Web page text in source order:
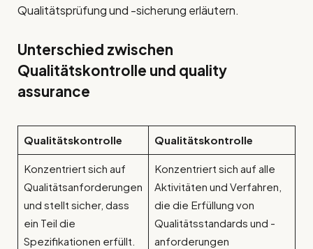
Qualitätsprüfung und -sicherung erläutern.
Unterschied zwischen
Qualitätskontrolle und quality
assurance
Qualitätskontrolle Qualitätskontrolle
Konzentriert sich auf
Qualitätsanforderungen
und stellt sicher, dass
ein Teil die
Spezifikationen erfüllt.
Konzentriert sich auf alle
Aktivitäten und Verfahren,
die die Erfüllung von
Qualitätsstandards und -
anforderungen